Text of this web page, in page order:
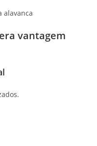
alavanca
vantagem